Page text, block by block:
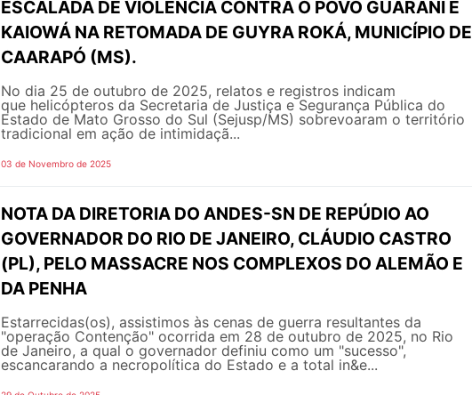
ESCALADA DE VIOLÊNCIA CONTRA O POVO GUARANI E
KAIOWÁ NA RETOMADA DE GUYRA ROKÁ, MUNICÍPIO DE
CAARAPÓ (MS).
No dia 25 de outubro de 2025, relatos e registros indicam
que helicópteros da Secretaria de Justiça e Segurança Pública do
Estado de Mato Grosso do Sul (Sejusp/MS) sobrevoaram o território
tradicional em ação de intimidaçã...
03 de Novembro de 2025
NOTA DA DIRETORIA DO ANDES-SN DE REPÚDIO AO
GOVERNADOR DO RIO DE JANEIRO, CLÁUDIO CASTRO
(PL), PELO MASSACRE NOS COMPLEXOS DO ALEMÃO E
DA PENHA
Estarrecidas(os), assistimos às cenas de guerra resultantes da
"operação Contenção" ocorrida em 28 de outubro de 2025, no Rio
de Janeiro, a qual o governador definiu como um "sucesso",
escancarando a necropolítica do Estado e a total in&e...